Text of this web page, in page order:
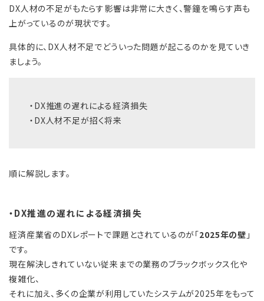
DX人材の不足がもたらす影響は非常に大きく、警鐘を鳴らす声も
上がっているのが現状です。
具体的に、DX人材不足でどういった問題が起こるのかを見ていき
ましょう。
・DX推進の遅れによる経済損失
・DX人材不足が招く将来
順に解説します。
・DX推進の遅れによる経済損失
経済産業省のDXレポートで課題とされているのが「2025年の壁 」
です。
現在解決しきれていない従来までの業務のブラックボックス化や
複雑化、
それに加え、多くの企業が利用していたシステムが2025年をもって